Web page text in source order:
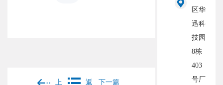
上 返 下一篇
区华
迅科
技园
8栋
403
号厂